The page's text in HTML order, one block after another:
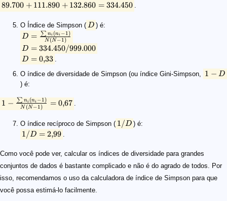
89.700 + 111.890 + 132.860 = 334.450
O Índice de Simpson ( D ) é:
D = N(N −1)
∑ ni (ni −1 )
D = 334.450/999.000
D = 0,33
O índice de diversidade de Simpson (ou índice Gini-Simpson,
1 − D
) é:
1 − N (N−1)
∑ ni (ni −1) = 0,67 .
O índice recíproco de Simpson ( 1/D ) é:
1/D = 2,99
Como você pode ver, calcular os índices de diversidade para grandes
conjuntos de dados é bastante complicado e não é do agrado de todos. Por
isso, recomendamos o uso da calculadora de índice de Simpson para que
você possa estimá-lo facilmente.